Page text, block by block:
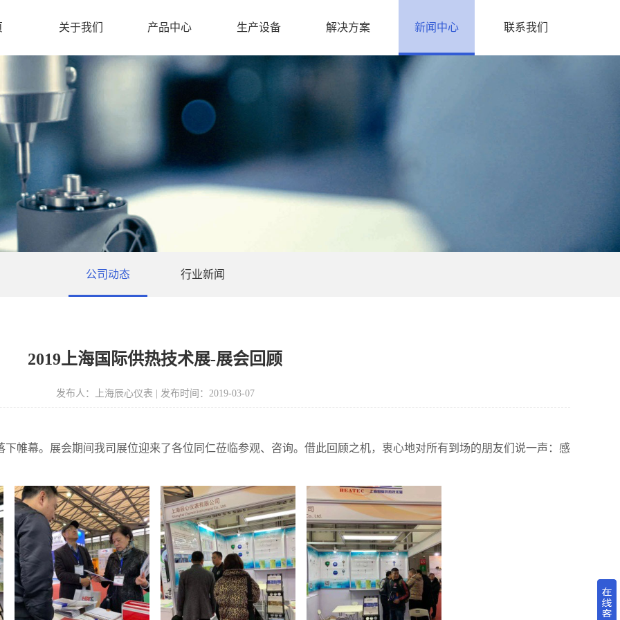
关于我们 产品中心 生产设备 解决方案 新闻中心 联系我们
公司动态 行业新闻
​2019上海国际供热技术展-展会回顾
发布人：上海辰心仪表 | 发布时间：2019-03-07
幕。展会期间我司展位迎来了各位同仁莅临参观、咨询。借此回顾之机，衷心地对所有到场的朋友们说一声：感